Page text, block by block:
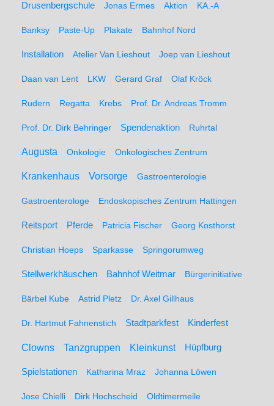
Drusenbergschule Jonas Ermes Aktion KA.-A
Banksy Paste-Up Plakate Bahnhof Nord
Installation Atelier Van Lieshout Joep van Lieshout
Daan van Lent LKW Gerard Graf Olaf Kröck
Rudern Regatta Krebs Prof. Dr. Andreas Tromm
Prof. Dr. Dirk Behringer Spendenaktion Ruhrtal
Augusta Onkologie Onkologisches Zentrum
Krankenhaus Vorsorge Gastroenterologie
Gastroenterologe Endoskopisches Zentrum Hattingen
Reitsport Pferde Patricia Fischer Georg Kosthorst
Christian Hoeps Sparkasse Springorumweg
Stellwerkhäuschen Bahnhof Weitmar Bürgerinitiative
Bärbel Kube Astrid Pletz Dr. Axel Gillhaus
Dr. Hartmut Fahnenstich Stadtparkfest Kinderfest
Clowns Tanzgruppen Kleinkunst Hüpfburg
Spielstationen Katharina Mraz Johanna Löwen
Jose Chielli Dirk Hochscheid Oldtimermeile